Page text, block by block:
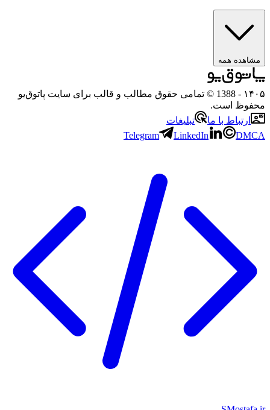
مشاهده همه
۱۴۰۵
- 1388 © تمامی حقوق مطالب و قالب برای سایت پاتوق‌یو
محفوظ است.
ارتباط با ما
تبلیغات
Telegram
LinkedIn DMCA